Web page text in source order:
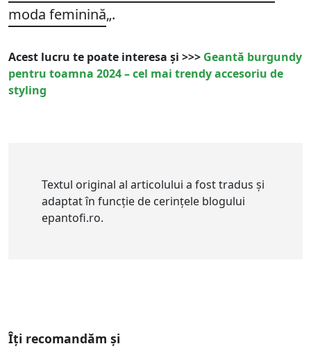
moda feminină„.
Acest lucru te poate interesa și >>> Geantă burgundy
pentru toamna 2024 – cel mai trendy accesoriu de
styling
Textul original al articolului a fost tradus și
adaptat în funcție de cerințele blogului
epantofi.ro.
Îți recomandăm și